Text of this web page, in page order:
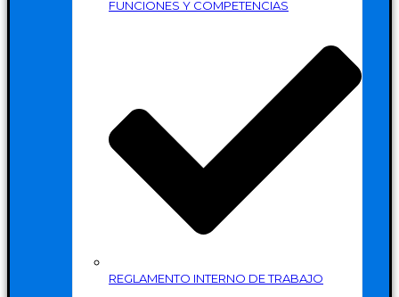
FUNCIONES Y COMPETENCIAS
REGLAMENTO INTERNO DE TRABAJO